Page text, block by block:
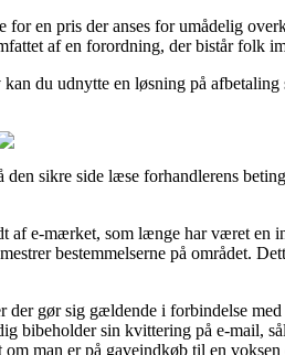
en pris der anses for umådelig
af en forordning, der bistår folk
du udnytte en løsning på
sikre side læse forhandlerens
e-mærket, som længe har været en
bestemmelserne på området.
der gør sig gældende i forbindelse
bibeholder sin kvittering på e-mail,
man er på gaveindkøb til en voksen